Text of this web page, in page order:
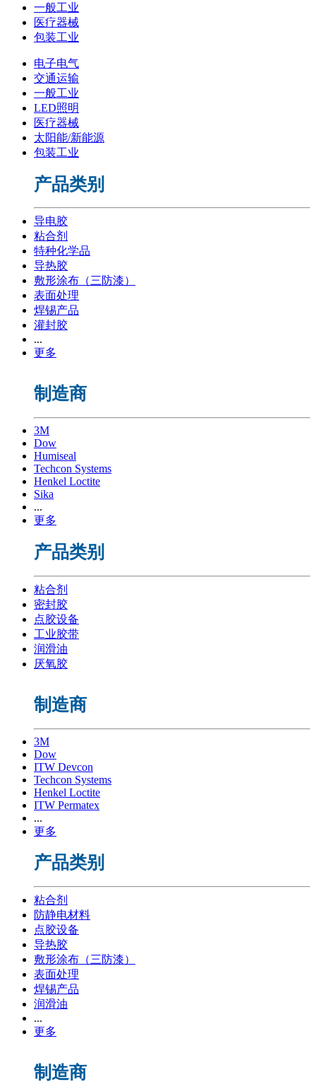
一般工业
医疗器械
包装工业
电子电气
交通运输
一般工业
LED照明
医疗器械
太阳能/新能源
包装工业
产品类别
导电胶
粘合剂
特种化学品
导热胶
敷形涂布（三防漆）
表面处理
焊锡产品
灌封胶
...
更多
制造商
3M
Dow
Humiseal
Techcon Systems
Henkel Loctite
Sika
...
更多
产品类别
粘合剂
密封胶
点胶设备
工业胶带
润滑油
厌氧胶
制造商
3M
Dow
ITW Devcon
Techcon Systems
Henkel Loctite
ITW Permatex
...
更多
产品类别
粘合剂
防静电材料
点胶设备
导热胶
敷形涂布（三防漆）
表面处理
焊锡产品
润滑油
...
更多
制造商